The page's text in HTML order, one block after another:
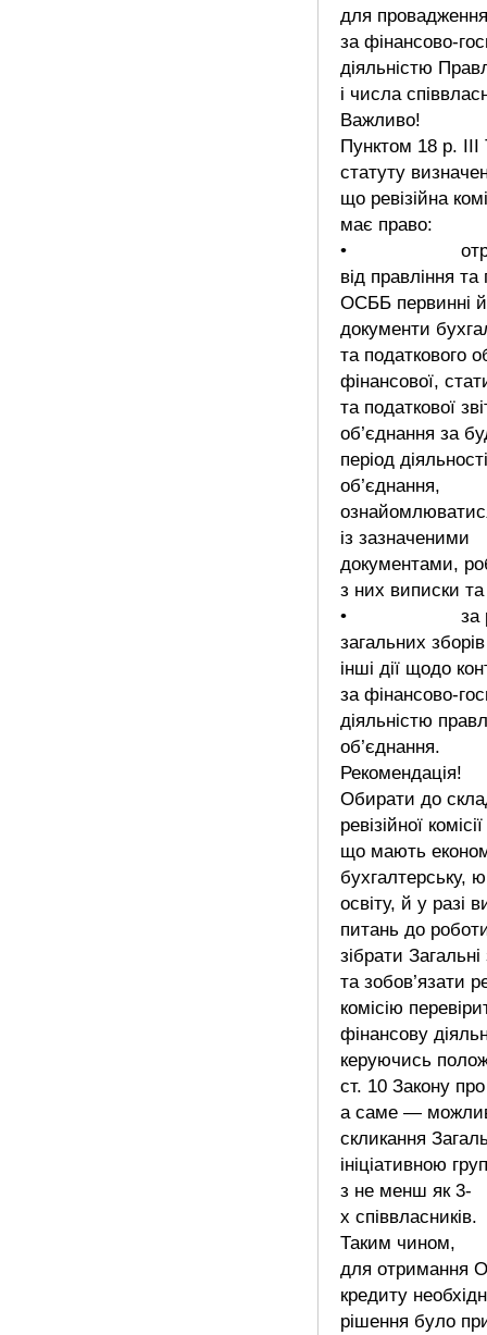
для
за фінансово-
діяльністю
і числа
Важливо!
Пунктом 18 р. III
статуту
що ревізійна
має право:
•
від правління та
ОСББ первинні й
документи
та податкового
фінансової,
та податкової
об’єднання за
період діяльності
об’єднання,
із зазначеними
документами,
з них виписки та
• за
загальних
інші дії щодо
за фінансово-
діяльністю
об’єднання.
Рекомендація!
Обирати до
ревізійної
що мають
бухгалтерську,
освіту, й у разі
питань до
зібрати
та зобов’язати
комісію
фінансову
керуючись
ст. 10 Закону
а саме —
скликання
ініціативною
з не менш як 3-
х співвласників.
Таким чином,
для отримання
кредиту
рішення було